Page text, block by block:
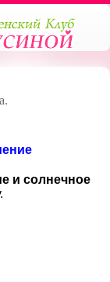
и солнечное